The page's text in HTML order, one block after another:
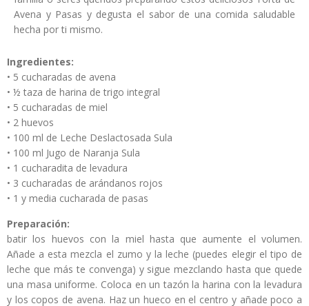
Avena y Pasas y degusta el sabor de una comida saludable
hecha por ti mismo.
Ingredientes:
• 5 cucharadas de avena
• ½ taza de harina de trigo integral
• 5 cucharadas de miel
• 2 huevos
• 100 ml de Leche Deslactosada Sula
• 100 ml Jugo de Naranja Sula
• 1 cucharadita de levadura
• 3 cucharadas de arándanos rojos
• 1 y media cucharada de pasas
Preparación:
batir los huevos con la miel hasta que aumente el volumen.
Añade a esta mezcla el zumo y la leche (puedes elegir el tipo de
leche que más te convenga) y sigue mezclando hasta que quede
una masa uniforme. Coloca en un tazón la harina con la levadura
y los copos de avena. Haz un hueco en el centro y añade poco a